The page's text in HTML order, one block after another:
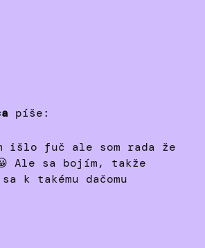
píše:
išlo fuč ale som rada že
Ale sa bojím, takže
k takému dačomu